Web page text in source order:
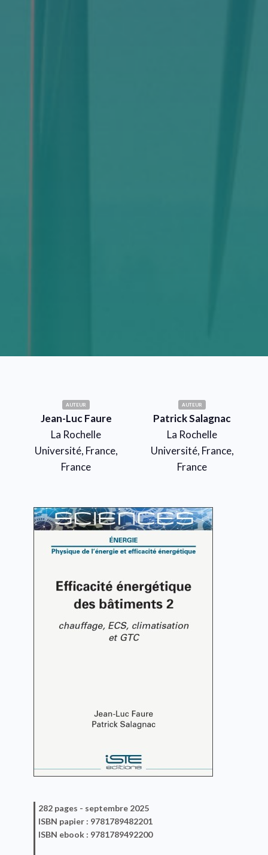
AUTEUR
Jean-Luc Faure
La Rochelle
Université, France,
France
AUTEUR
Patrick Salagnac
La Rochelle
Université, France,
France
282 pages - septembre 2025
ISBN papier : 9781789482201
ISBN ebook : 9781789492200